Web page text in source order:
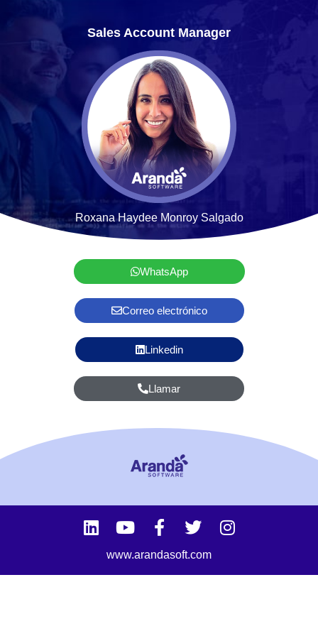
Sales Account Manager
Roxana Haydee Monroy Salgado
WhatsApp
Correo electrónico
Linkedin
Llamar
www.arandasoft.com